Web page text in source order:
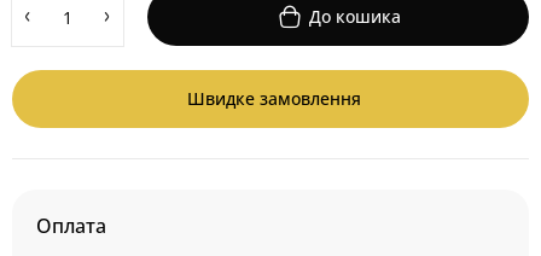
До кошика
Швидке замовлення
Оплата